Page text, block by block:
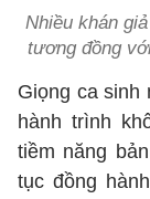
Nhiều khán
tương đồng
Giọng ca sinh
hành trình
tiềm năng
tục đồng